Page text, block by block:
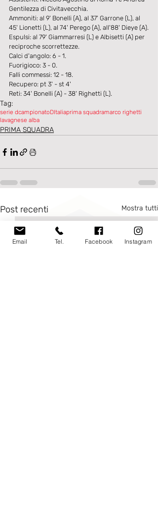
Gentilezza di Civitavecchia.
Ammoniti: al 9' Bonelli (A), al 37' Garrone (L), al
45' Lionetti (L), al 74' Perego (A), all'88' Dieye (A).
Espulsi: al 79' Giammarresi (L) e Albisetti (A) per
reciproche scorrettezze.
Calci d'angolo: 6 - 1.
Fuorigioco: 3 - 0.
Falli commessi: 12 - 18.
Recupero: pt 3' - st 4'
Reti: 34' Bonelli (A) - 38' Righetti (L).
Tag:
serie dcampionatoDItaliaprima squadramarco righetti
lavagnese alba
PRIMA SQUADRA
Post recenti Mostra tutti
Email Tel. Facebook Instagram